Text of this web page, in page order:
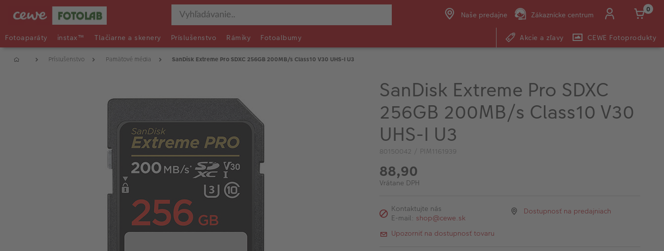
Naše predajne Zákaznícke centrum
0
Fotoaparáty instax™ Tlačiarne a skenery Príslušenstvo Rámiky Fotoalbumy Akcie a zľavy CEWE Fotoprodukty
Príslušenstvo Pamäťové média SanDisk Extreme Pro SDXC 256GB 200MB/s Class10 V30 UHS-I U3
SanDisk Extreme Pro SDXC
256GB 200MB/s Class10 V30
UHS-I U3
80150042 / PIM1161939
88,90
Vrátane DPH
Kontaktujte nás
E-mail: shop@cewe.sk
Upozorniť na dostupnosť tovaru
Dostupnosť na predajniach